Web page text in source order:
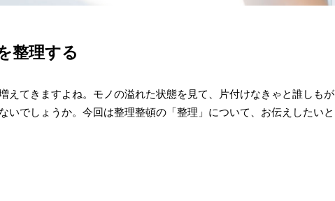
理する
えてきますよね。モノの溢れた状態を見て、片付けなきゃと誰しもが
いでしょうか。今回は整理整頓の「整理」について、お伝えしたいと